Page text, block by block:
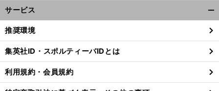
サービス
閉
る
推奨環境
集英社ID・スポルティーバIDとは
利用規約・会員規約